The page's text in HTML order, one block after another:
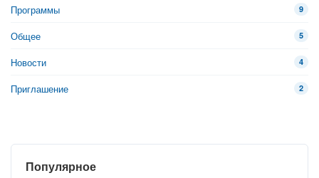
Программы 9
Общее 5
Новости 4
Приглашение 2
Популярное